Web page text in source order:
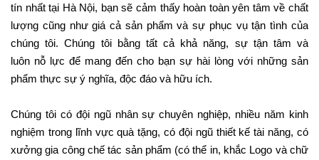
tín nhất tại Hà Nội, bạn sẽ cảm thấy hoàn toàn yên tâm về chất
lượng cũng như giá cả sản phẩm và sự phục vụ tận tình của
chúng tôi. Chúng tôi bằng tất cả khả năng, sự tận tâm và
luôn nỗ lực để mang đến cho bạn sự hài lòng với những sản
phẩm thực sự ý nghĩa, độc đáo và hữu ích.
Chúng tôi có đội ngũ nhân sự chuyên nghiệp, nhiều năm kinh
nghiệm trong lĩnh vực quà tặng, có đội ngũ thiết kế tài năng, có
xưởng gia công chế tác sản phẩm (có thể in, khắc Logo và chữ